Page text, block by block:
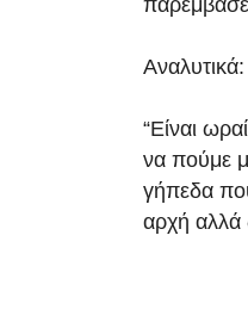
Αναλυτικά:
“Είναι
να πούμε
γήπεδα
αρχή αλλά